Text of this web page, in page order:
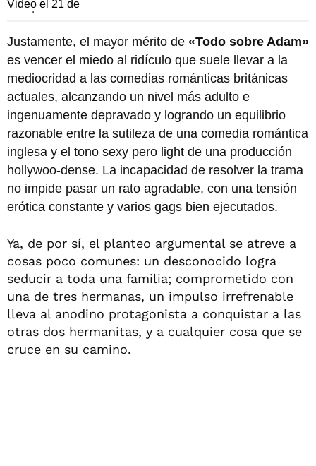
Justamente, el mayor mérito de «Todo sobre Adam»
es vencer el miedo al ridículo que suele llevar a la
mediocridad a las comedias románticas británicas
actuales, alcanzando un nivel más adulto e
ingenuamente depravado y logrando un equilibrio
razonable entre la sutileza de una comedia romántica
inglesa y el tono sexy pero light de una producción
hollywoo-dense. La incapacidad de resolver la trama
no impide pasar un rato agradable, con una tensión
erótica constante y varios gags bien ejecutados.
Ya, de por sí, el planteo argumental se atreve a
cosas poco comunes: un desconocido logra
seducir a toda una familia; comprometido con
una de tres hermanas, un impulso irrefrenable
lleva al anodino protagonista a conquistar a las
otras dos hermanitas, y a cualquier cosa que se
cruce en su camino.